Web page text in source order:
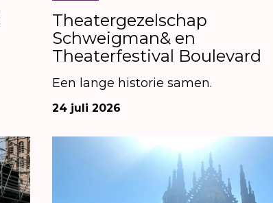
Theatergezelschap
Schweigman& en
Theaterfestival Boulevard
Een lange historie samen.
24 juli 2026